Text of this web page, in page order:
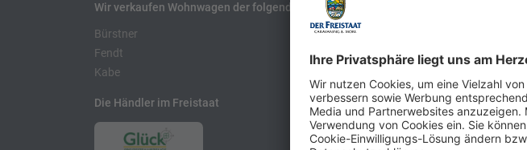
Wir verkaufen Wohnwagen der folgenden Hersteller:
Bürstner
Fendt
Kabe
Hobby
LMC
Die Händler im Freistaat